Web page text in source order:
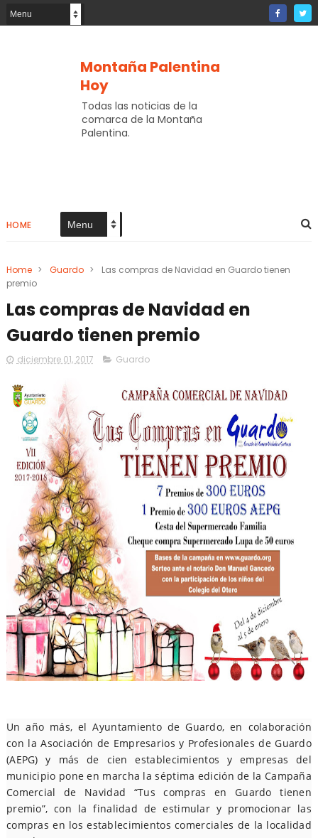
Montaña Palentina
Hoy
Todas las noticias de la
comarca de la Montaña
Palentina.
HOME
Home > Guardo >
Las compras de Navidad en Guardo tienen
premio
Las compras de Navidad en
Guardo tienen premio
diciembre 01, 2017 Guardo
Un año más, el Ayuntamiento de Guardo, en colaboración
con la Asociación de Empresarios y Profesionales de Guardo
(AEPG) y más de cien establecimientos y empresas del
municipio pone en marcha la séptima edición de la Campaña
Comercial de Navidad “Tus compras en Guardo tienen
premio”, con la finalidad de estimular y promocionar las
compras en los establecimientos comerciales de la localidad